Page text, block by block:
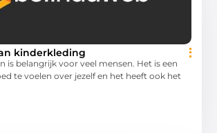
kinderkleding
is belangrijk voor veel mensen. Het is een
te voelen over jezelf en het heeft ook het